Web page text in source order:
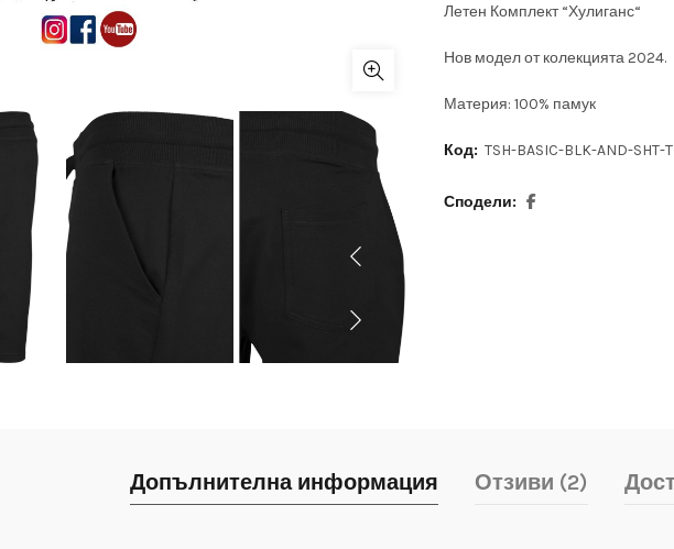
Летен Комплект “Хулиганс“
Нов модел от колекцията 2024.
Материя: 100% памук
Код: TSH-BASIC-BLK-AND-SHT-
Сподели
Допълнителна информация Отзиви (2)